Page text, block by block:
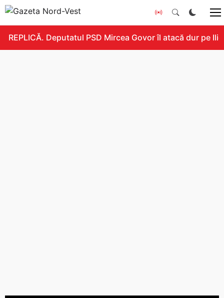
REPLICĂ. Deputatul PSD Mircea Govor îl atacă dur pe